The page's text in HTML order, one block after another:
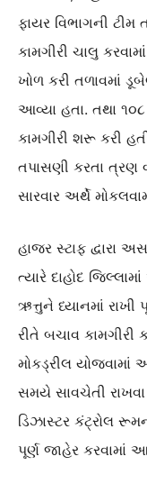
ફાયર વિભાગની ટીમ
કામગીરી ચાલુ
ખોળ કરી તળાવમાં
આવ્યા હતા. તથા
કામગીરી શરૂ કરી
તપાસણી કરતા ત્રણ
સારવાર અર્થે
હાજર સ્ટાફ દ્વારા
ત્યારે દાહોદ
ઋત્તુને ધ્યાનમાં
રીતે બચાવ કામગીરી
મોકડ્રીલ
સમયે સાવચેતી
ડિઝાસ્ટર કંટ્રોલ
પૂર્ણ જાહેર કરવામાં